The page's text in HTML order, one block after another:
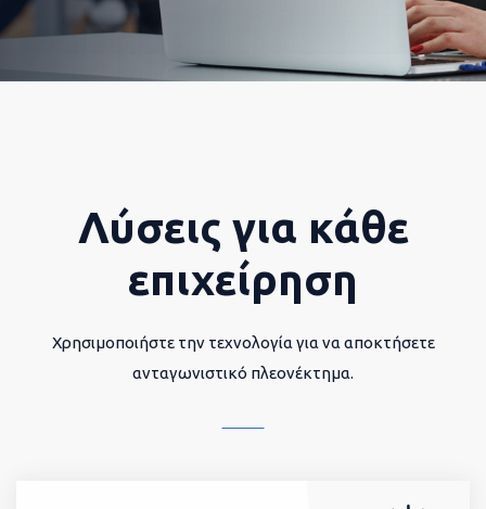
Λύσεις για κάθε
επιχείρηση
Χρησιμοποιήστε την τεχνολογία για να αποκτήσετε
ανταγωνιστικό πλεονέκτημα.